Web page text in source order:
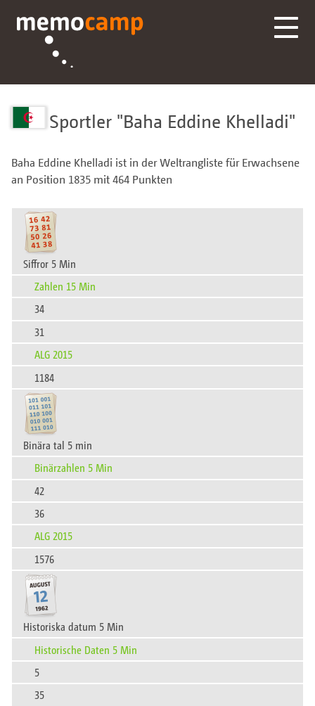
Sportler Baha Eddine Khelladi
Baha Eddine Khelladi ist in der Weltrangliste für Erwachsene
an Position 1835 mit 464 Punkten
Siffror 5 Min
Zahlen 15 Min
34
31
ALG 2015
1184
Binära tal 5 min
Binärzahlen 5 Min
42
36
ALG 2015
1576
Historiska datum 5 Min
Historische Daten 5 Min
5
35